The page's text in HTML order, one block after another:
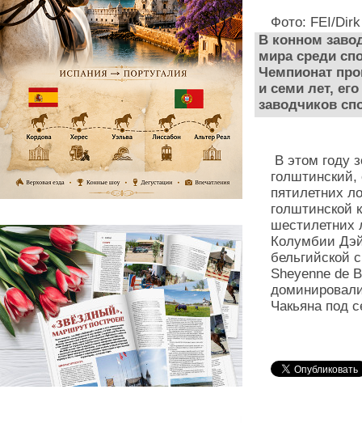
Фото: FEI/
В конном
мира среди
Чемпионат
и семи лет,
заводчиков
В этом году
голштинский,
пятилетних
голштинской
шестилетних
Колумбии
бельгийской
Sheyenne de
Чакьяна под